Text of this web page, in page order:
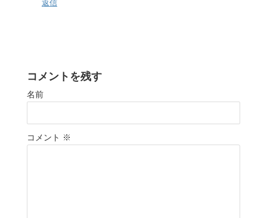
返信
コメントを残す
名前
コメント ※